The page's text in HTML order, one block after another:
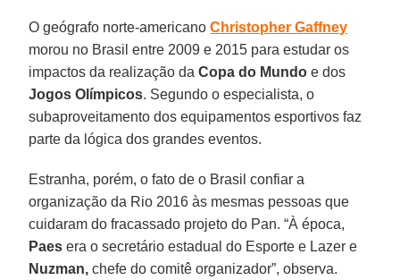
O geógrafo norte-americanoChristopher Gaffney
morou no Brasil entre 2009 e 2015 para estudar os
impactos da realização daCopa do Mundoe dos
Jogos Olímpicos. Segundo o especialista, o
subaproveitamento dos equipamentos esportivos faz
parte da lógica dos grandes eventos.
Estranha, porém, o fato de o Brasil confiar a
organização da Rio 2016 às mesmas pessoas que
cuidaram do fracassado projeto do Pan. “À época,
Paes era o secretário estadual do Esporte e Lazer e
Nuzman, chefe do comitê organizador”, observa.